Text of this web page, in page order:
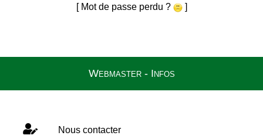
[ Mot de passe perdu ? ]
Webmaster - Infos
Nous contacter